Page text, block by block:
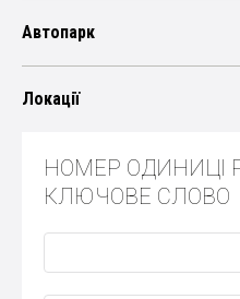
Автопарк
Локації
НОМЕР ОДИНИЦІ
КЛЮЧОВЕ СЛОВО